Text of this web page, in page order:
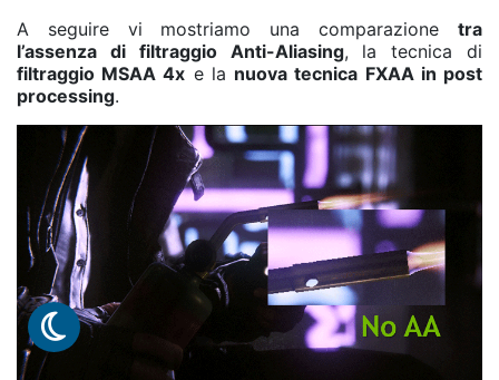
A seguire vi mostriamo una comparazione tra
l’assenza di filtraggio Anti-Aliasing, la tecnica di
filtraggio MSAA 4x e la nuova tecnica FXAA in post
processing.